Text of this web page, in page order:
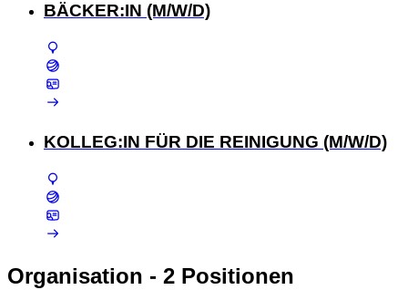
BÄCKER:IN (M/W/D)
KOLLEG:IN FÜR DIE REINIGUNG (M/W/D)
Organisation - 2 Positionen